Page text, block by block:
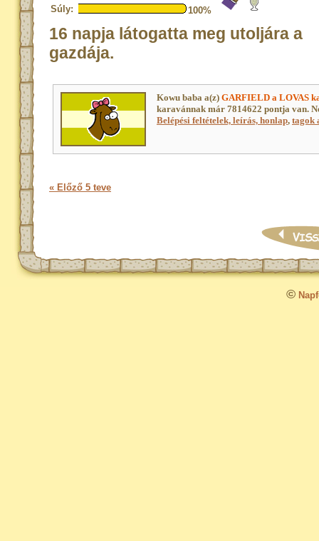
Súly:
100%
16 napja látogatta meg utoljára a
gazdája.
Kowu baba a(z) GARFIELD a LOVAS
karavánnak már 7814622 pontja van.
Belépési feltételek, leírás, honlap, tagok
« Előző 5 teve
©